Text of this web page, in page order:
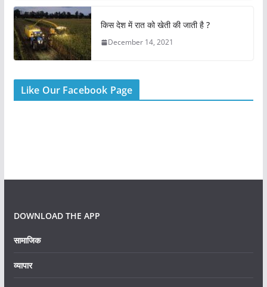
किस देश में रात को खेती की जाती है ?
December 14, 2021
Like Our Facebook Page
DOWNLOAD THE APP
सामाजिक
व्यापार